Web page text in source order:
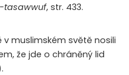
tasawwuf, str. 433.
muslimském světě nosili
že jde o chráněný lid